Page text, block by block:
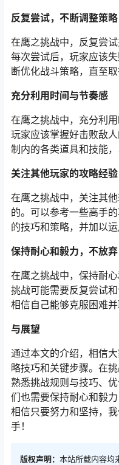
反复尝试，不断调整策略
在鹰之挑战中，反复尝
每次尝试后，玩家应该
断优化战斗策略，直至取
充分利用时间与节奏感
在鹰之挑战中，充分利
玩家应该掌握好击败敌
制内的各类道具和技能
关注其他玩家的攻略经验
在鹰之挑战中，关注其
的。可以参考一些高手
的技巧和策略，并加以运
保持耐心和毅力，不放弃
在鹰之挑战中，保持耐
挑战可能需要反复尝试
相信自己能够克服困难并
与展望
通过本文的介绍，相信
略技巧和关键步骤。在
熟悉挑战规则与技巧、
们也需要保持耐心和毅
相信只要努力和坚持，
手！
版权声明： 本站所载内容均